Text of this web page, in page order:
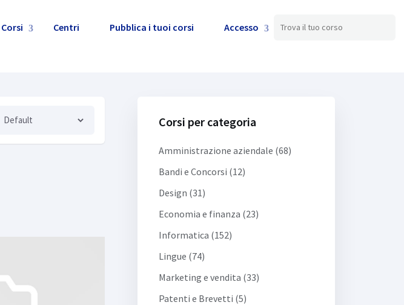
Corsi Centri Pubblica i tuoi corsi Accesso
Aziendali,
Corsi per categoria
Amministrazione aziendale (68)
Bandi e Concorsi (12)
Design (31)
Economia e finanza (23)
Informatica (152)
Lingue (74)
Marketing e vendita (33)
Patenti e Brevetti (5)